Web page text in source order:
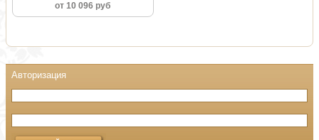
от 10 096 руб